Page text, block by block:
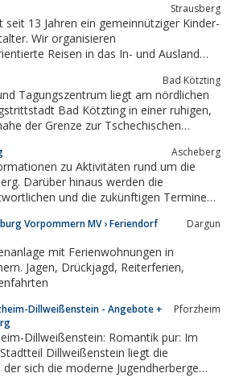
Strausberg
seit 13 Jahren ein gemeinnütziger Kinder-
Wir organisieren
Reisen in das In- und Ausland
Bad Kötzting
Bad Kötzting in einer ruhigen,
der Grenze zur Tschechischen
bieten sich vielfältige
Ascheberg
zu Aktivitäten rund um die
Darüber hinaus werden die
und die zukünftigen Termine
Veranstaltungen.
Vorpommern MV › Feriendorf
Dargun
mit Ferienwohnungen in
Reiterferien,
Klassenfahrten
Dillweißenstein - Angebote +
Pforzheim
Dillweißenstein: Romantik pur: Im
Dillweißenstein liegt die